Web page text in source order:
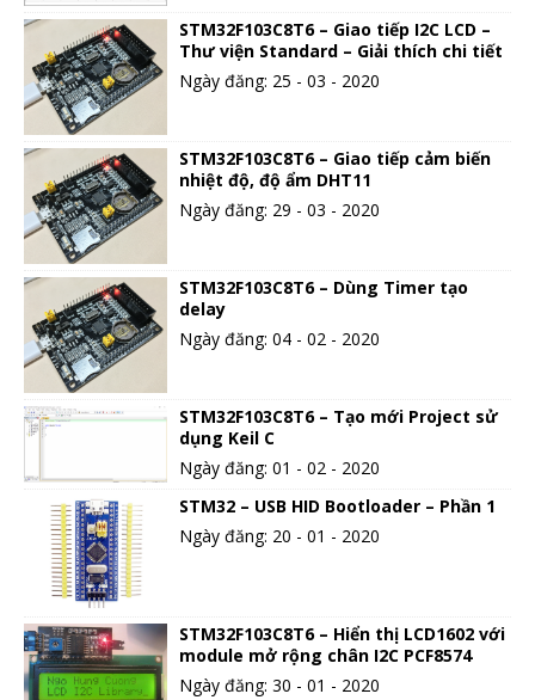
STM32F103C8T6 – Giao tiếp I2C LCD –
Thư viện Standard – Giải thích chi tiết
Ngày đăng: 25 - 03 - 2020
STM32F103C8T6 – Giao tiếp cảm biến
nhiệt độ, độ ẩm DHT11
Ngày đăng: 29 - 03 - 2020
STM32F103C8T6 – Dùng Timer tạo
delay
Ngày đăng: 04 - 02 - 2020
STM32F103C8T6 – Tạo mới Project sử
dụng Keil C
Ngày đăng: 01 - 02 - 2020
STM32 – USB HID Bootloader – Phần 1
Ngày đăng: 20 - 01 - 2020
STM32F103C8T6 – Hiển thị LCD1602 với
module mở rộng chân I2C PCF8574
Ngày đăng: 30 - 01 - 2020